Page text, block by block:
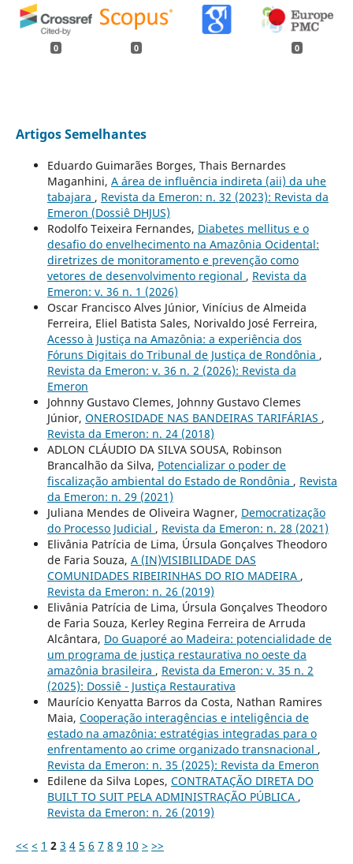
0 0 0
Artigos Semelhantes
Eduardo Guimarães Borges, Thais Bernardes
Maganhini, A área de influência indireta (aii) da uhe
tabajara , Revista da Emeron: n. 32 (2023): Revista da
Emeron (Dossiê DHJUS)
Rodolfo Teixeira Fernandes, Diabetes mellitus e o
desafio do envelhecimento na Amazônia Ocidental:
diretrizes de monitoramento e prevenção como
vetores de desenvolvimento regional , Revista da
Emeron: v. 36 n. 1 (2026)
Oscar Francisco Alves Júnior, Vinícius de Almeida
Ferreira, Eliel Batista Sales, Norivaldo José Ferreira,
Acesso à Justiça na Amazônia: a experiência dos
Fóruns Digitais do Tribunal de Justiça de Rondônia ,
Revista da Emeron: v. 36 n. 2 (2026): Revista da
Emeron
Johnny Gustavo Clemes, Johnny Gustavo Clemes
Júnior, ONEROSIDADE NAS BANDEIRAS TARIFÁRIAS ,
Revista da Emeron: n. 24 (2018)
ADLON CLÁUDIO DA SILVA SOUSA, Robinson
Brancalhão da Silva, Potencializar o poder de
fiscalização ambiental do Estado de Rondônia , Revista
da Emeron: n. 29 (2021)
Juliana Mendes de Oliveira Wagner, Democratização
do Processo Judicial , Revista da Emeron: n. 28 (2021)
Elivânia Patrícia de Lima, Úrsula Gonçalves Theodoro
de Faria Souza, A (IN)VISIBILIDADE DAS
COMUNIDADES RIBEIRINHAS DO RIO MADEIRA ,
Revista da Emeron: n. 26 (2019)
Elivânia Patrícia de Lima, Úrsula Gonçalves Theodoro
de Faria Souza, Kerley Regina Ferreira de Arruda
Alcântara, Do Guaporé ao Madeira: potencialidade de
um programa de justiça restaurativa no oeste da
amazônia brasileira , Revista da Emeron: v. 35 n. 2
(2025): Dossiê - Justiça Restaurativa
Maurício Kenyatta Barros da Costa, Nathan Ramires
Maia, Cooperação interagências e inteligência de
estado na amazônia: estratégias integradas para o
enfrentamento ao crime organizado transnacional ,
Revista da Emeron: n. 35 (2025): Revista da Emeron
Edilene da Silva Lopes, CONTRATAÇÃO DIRETA DO
BUILT TO SUIT PELA ADMINISTRAÇÃO PÚBLICA ,
Revista da Emeron: n. 26 (2019)
<< < 1 2 3 4 5 6 7 8 9 10 > >>